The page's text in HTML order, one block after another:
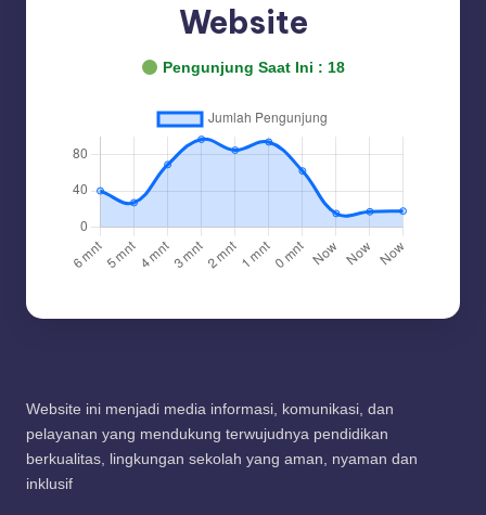
Website
Pengunjung Saat Ini : 18
Website ini menjadi media informasi, komunikasi, dan
pelayanan yang mendukung terwujudnya pendidikan
berkualitas, lingkungan sekolah yang aman, nyaman dan
inklusif